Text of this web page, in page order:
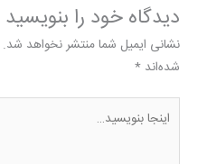
دیدگاه‌ خود را بنویسید
نشانی ایمیل شما منتشر نخواهد شد.
شده‌اند *
اینجا
بنویسید…